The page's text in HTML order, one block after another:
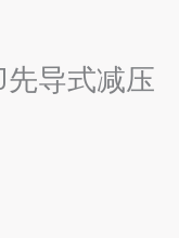
导式减压